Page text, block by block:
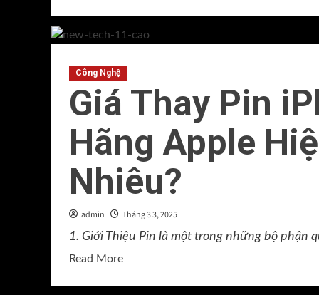
Thư
Đồ
Thuật
Truyền
Thống
Giá
Trị
Công Nghệ
Giá Thay Pin
Hãng Apple
Nhiêu?
admin Tháng 3 3, 2025
1. Giới Thiệu Pin là một trong những bộ phận
Read MoreRead